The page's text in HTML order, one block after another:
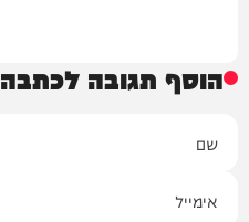
הוסף תגובה לכתבה